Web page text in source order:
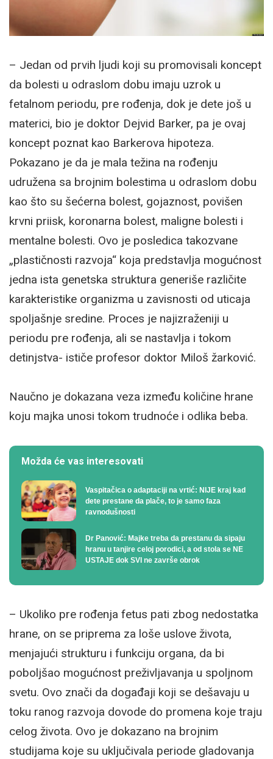
– Jedan od prvih ljudi koji su promovisali koncept
da bolesti u odraslom dobu imaju uzrok u
fetalnom periodu, pre rođenja, dok je dete još u
materici, bio je doktor Dejvid Barker, pa je ovaj
koncept poznat kao Barkerova hipoteza.
Pokazano je da je mala težina na rođenju
udružena sa brojnim bolestima u odraslom dobu
kao što su šećerna bolest, gojaznost, povišen
krvni priisk, koronarna bolest, maligne bolesti i
mentalne bolesti. Ovo je posledica takozvane
„plastičnosti razvoja“ koja predstavlja mogućnost
jedna ista genetska struktura generiše različite
karakteristike organizma u zavisnosti od uticaja
spoljašnje sredine. Proces je najizraženiji u
periodu pre rođenja, ali se nastavlja i tokom
detinjstva- ističe profesor doktor Miloš žarković.
Naučno je dokazana veza između količine hrane
koju majka unosi tokom trudnoće i odlika beba.
Možda će vas interesovati
Vaspitačica o adaptaciji na vrtić: NIJE kraj kad
dete prestane da plače, to je samo faza
ravnodušnosti
Dr Panović: Majke treba da prestanu da sipaju
hranu u tanjire celoj porodici, a od stola se NE
USTAJE dok SVI ne završe obrok
– Ukoliko pre rođenja fetus pati zbog nedostatka
hrane, on se priprema za loše uslove života,
menjajući strukturu i funkciju organa, da bi
poboljšao mogućnost preživljavanja u spoljnom
svetu. Ovo znači da događaji koji se dešavaju u
toku ranog razvoja dovode do promena koje traju
celog života. Ovo je dokazano na brojnim
studijama koje su uključivala periode gladovanja